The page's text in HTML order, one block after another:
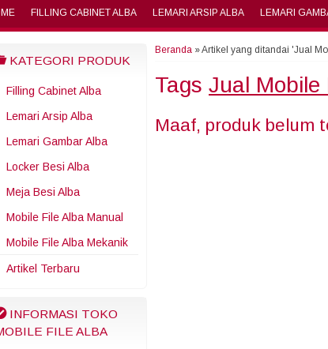
FILLING CABINET ALBA LEMARI ARSIP ALBA LEMARI
KATEGORI PRODUK
Filling Cabinet Alba
Lemari Arsip Alba
Lemari Gambar Alba
Locker Besi Alba
Meja Besi Alba
Mobile File Alba Manual
Mobile File Alba Mekanik
Artikel Terbaru
INFORMASI TOKO
FILE ALBA
Beranda »Artikel yang ditandai 'Jual
Tags Jual Mobile
Maaf, produk belum